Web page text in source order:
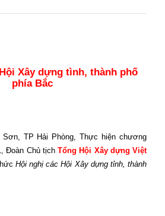
Xây dựng tình, thành phố
phía Bắc
Sơn, TP Hải Phòng,Thực hiện chương
Đoàn Chủ tịch Tổng Hội Xây dựng Việt
Hội nghị các Hội Xây dựng tỉnh, thành